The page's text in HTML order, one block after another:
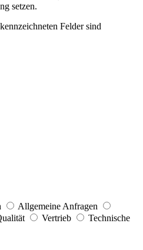
setzen.
Felder sind
Allgemeine Anfragen
Vertrieb
Technische